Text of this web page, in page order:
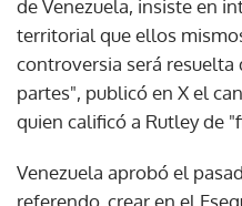
de Venezuela, insiste en
territorial que ellos
controversia será
partes", publicó en X el
quien calificó a Rutley de
Venezuela aprobó el
referendo, crear en el